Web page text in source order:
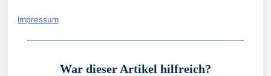
Impressum
War dieser Artikel hilfreich?